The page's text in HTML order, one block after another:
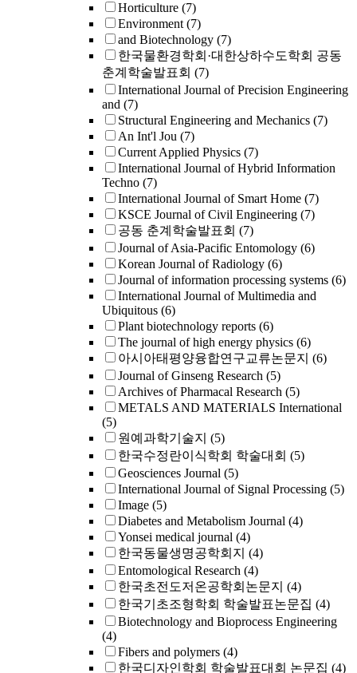
Horticulture (7)
Environment (7)
and Biotechnology (7)
한국물환경학회·대한상하수도학회 공동
춘계학술발표회 (7)
International Journal of Precision Engineering
and (7)
Structural Engineering and Mechanics (7)
An Int'l Jou (7)
Current Applied Physics (7)
International Journal of Hybrid Information
Techno (7)
International Journal of Smart Home (7)
KSCE Journal of Civil Engineering (7)
공동 춘계학술발표회 (7)
Journal of Asia-Pacific Entomology (6)
Korean Journal of Radiology (6)
Journal of information processing systems (6)
International Journal of Multimedia and
Ubiquitous (6)
Plant biotechnology reports (6)
The journal of high energy physics (6)
아시아태평양융합연구교류논문지 (6)
Journal of Ginseng Research (5)
Archives of Pharmacal Research (5)
METALS AND MATERIALS International
(5)
원예과학기술지 (5)
한국수정란이식학회 학술대회 (5)
Geosciences Journal (5)
International Journal of Signal Processing (5)
Image (5)
Diabetes and Metabolism Journal (4)
Yonsei medical journal (4)
한국동물생명공학회지 (4)
Entomological Research (4)
한국초전도저온공학회논문지 (4)
한국기초조형학회 학술발표논문집 (4)
Biotechnology and Bioprocess Engineering
(4)
Fibers and polymers (4)
한국디자인학회 학술발표대회 논문집 (4)